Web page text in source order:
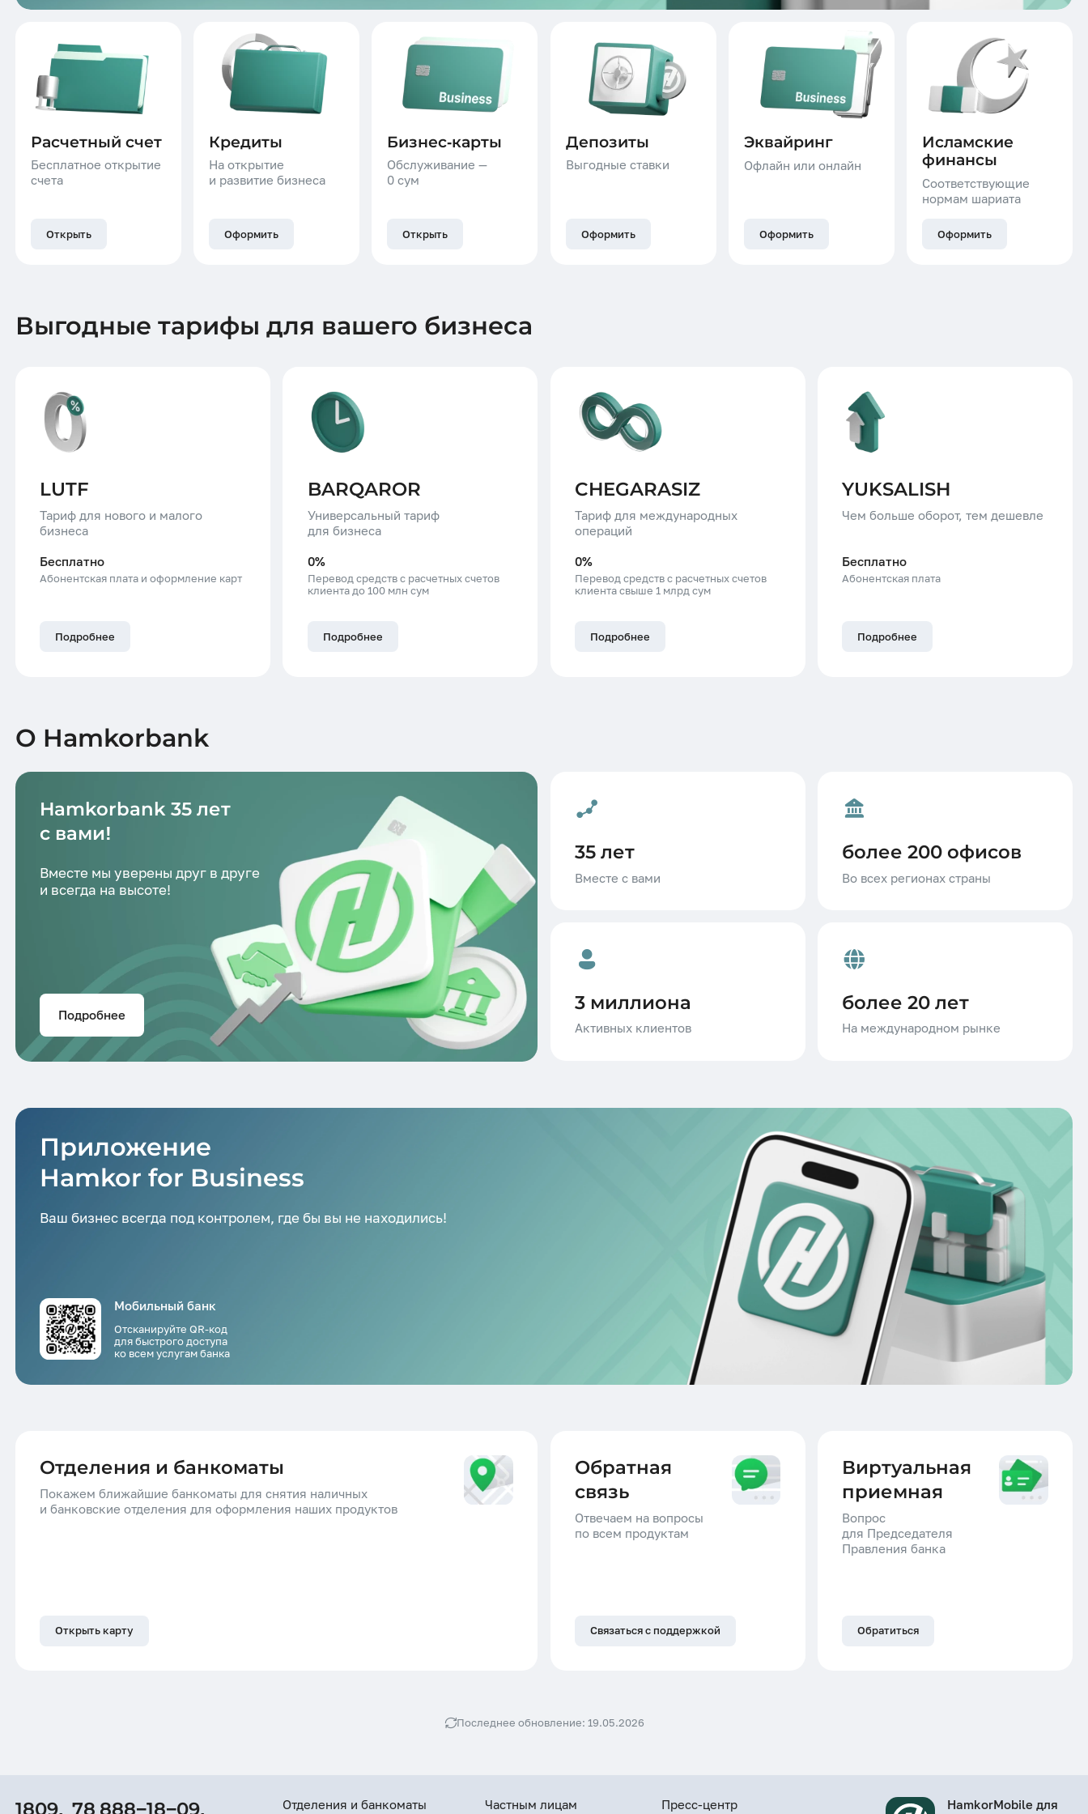
Кредитные линии
Расчетный счет
Бесплатное открытие
счета
Открыть
Кредиты
На открытие
и развитие бизнеса
Оформить
Бизнес-карты
Обслуживание —
0 сум
Открыть
Депозиты
Выгодные ставки
Оформить
Эквайринг
Офлайн или онлайн
Оформить
Исламские
финансы
Соответствующие
нормам шариата
Оформить
Выгодные тарифы для вашего бизнеса
LUTF
Тариф для нового и малого
бизнеса
Бесплатно
Абонентская плата и оформление карт
Подробнее
BARQAROR
Универсальный тариф
для бизнеса
0%
Перевод средств с расчетных счетов
клиента до 100 млн сум
Подробнее
CHEGARASIZ
Тариф для международных
операций
0%
Перевод средств с расчетных счетов
клиента свыше 1 млрд сум
Подробнее
YUKSALISH
Чем больше оборот, тем дешевле
Бесплатно
Абонентская плата
Подробнее
О Hamkorbank
Hamkorbank 35 лет
с вами!
Вместе мы уверены друг в друге
и всегда на высоте!
Подробнее
35 лет
Вместе с вами
более 200 офисов
Во всех регионах страны
3 миллиона
Активных клиентов
более 20 лет
На международном рынке
Приложение
Hamkor for Business
Ваш бизнес всегда под контролем, где бы вы не находились!
Мобильный банк
Отсканируйте QR-код
для быстрого доступа
ко всем услугам банка
Отделения и банкоматы
Покажем ближайшие банкоматы для снятия наличных
и банковские отделения для оформления наших продуктов
Открыть карту
Обратная
связь
Отвечаем на вопросы
по всем продуктам
Связаться с поддержкой
Виртуальная
приемная
Вопрос
для Председателя
Правления банка
Обратиться
Последнее обновление: 19.05.2026
1809, 78 888−18−09, Отделения и банкоматы Частным лицам Пресс-центр
HamkorMobile для